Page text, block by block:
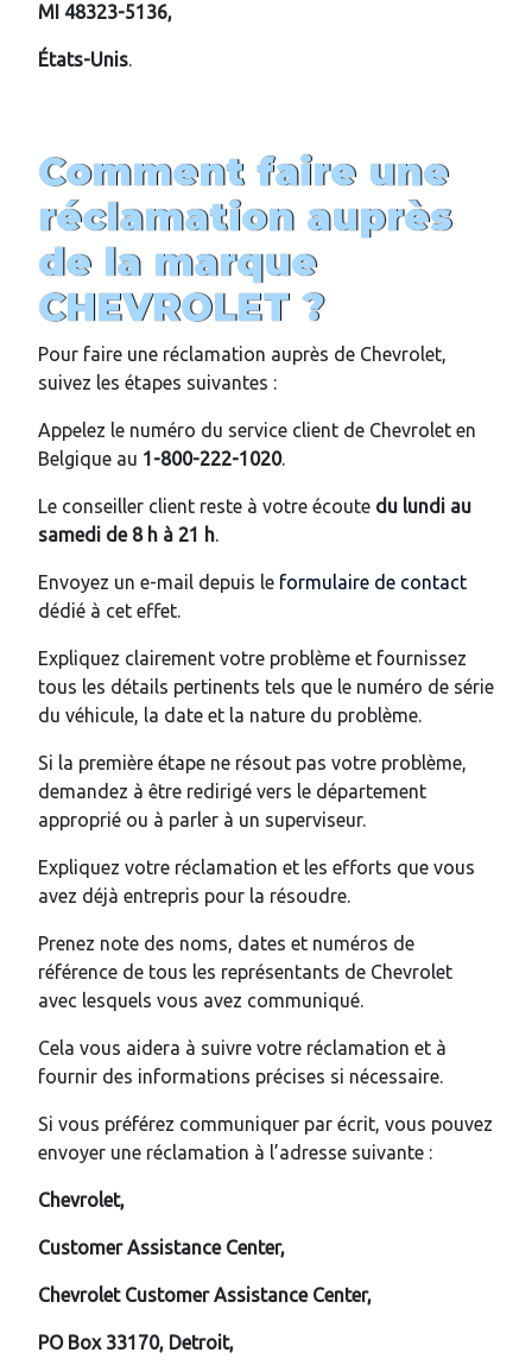
MI 48323-5136,
États-Unis.
Comment faire une
réclamation auprès
de la marque
CHEVROLET ?
Pour faire une réclamation auprès de Chevrolet,
suivez les étapes suivantes :
Appelez le numéro du service client de Chevrolet en
Belgique au 1-800-222-1020.
Le conseiller client reste à votre écoute du lundi au
samedi de 8 h à 21 h.
Envoyez un e-mail depuis le formulaire de contact
dédié à cet effet.
Expliquez clairement votre problème et fournissez
tous les détails pertinents tels que le numéro de série
du véhicule, la date et la nature du problème.
Si la première étape ne résout pas votre problème,
demandez à être redirigé vers le département
approprié ou à parler à un superviseur.
Expliquez votre réclamation et les efforts que vous
avez déjà entrepris pour la résoudre.
Prenez note des noms, dates et numéros de
référence de tous les représentants de Chevrolet
avec lesquels vous avez communiqué.
Cela vous aidera à suivre votre réclamation et à
fournir des informations précises si nécessaire.
Si vous préférez communiquer par écrit, vous pouvez
envoyer une réclamation à l’adresse suivante :
Chevrolet,
Customer Assistance Center,
Chevrolet Customer Assistance Center,
PO Box 33170, Detroit,